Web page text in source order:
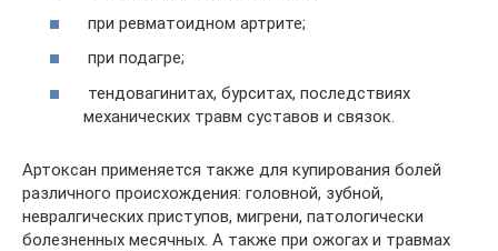
при ревматоидном артрите;
при подагре;
тендовагинитах, бурситах, последствиях
механических травм суставов и связок.
Артоксан применяется также для купирования болей
различного происхождения: головной, зубной,
невралгических приступов, мигрени, патологически
болезненных месячных. А также при ожогах и травмах